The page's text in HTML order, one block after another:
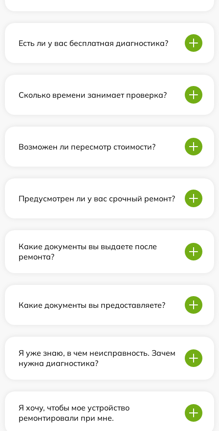
Есть ли у вас бесплатная диагностика?
Сколько времени занимает проверка?
Возможен ли пересмотр стоимости?
Предусмотрен ли у вас срочный ремонт?
Какие документы вы выдаете после
ремонта?
Какие документы вы предоставляете?
Я уже знаю, в чем неисправность. Зачем
нужна диагностика?
Я хочу, чтобы мое устройство
ремонтировали при мне.